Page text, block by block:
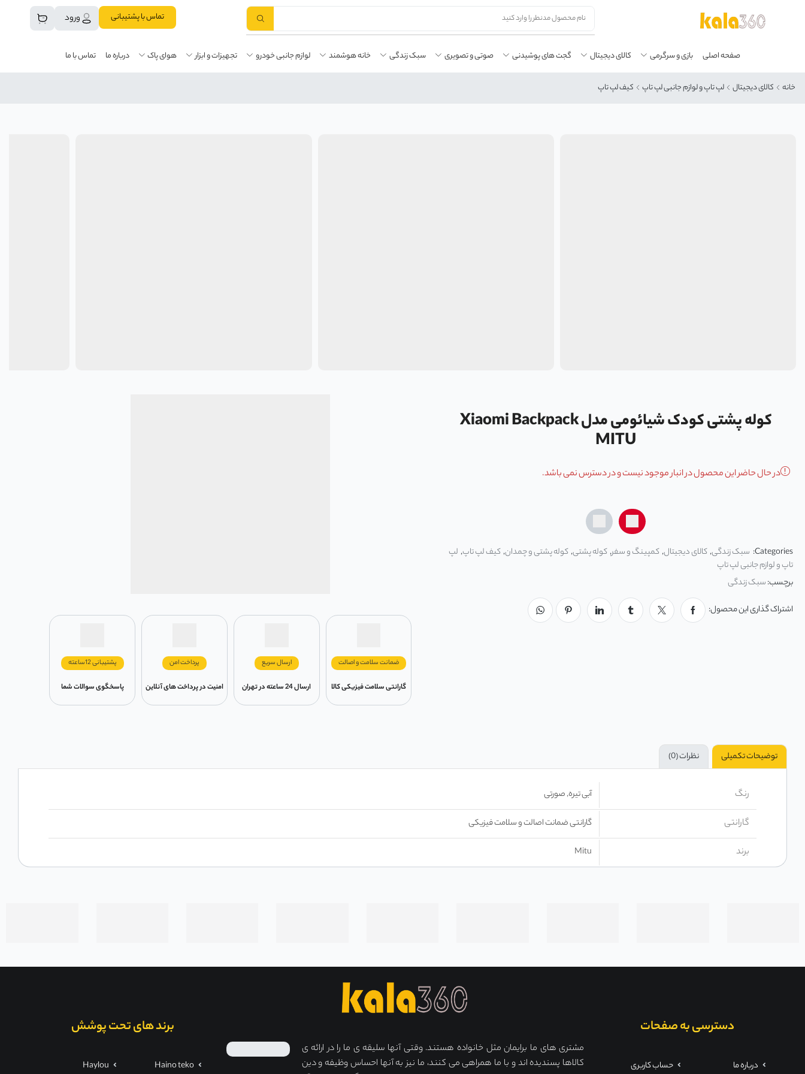
ورود تماس با پشتیبانی
صفحه اصلی بازی و سرگرمی کالای دیجیتال گجت های پوشیدنی صوتی و تصویری سبک زندگی خانه هوشمند لوازم جانبی خودرو تجهیزات و ابزار هوای پاک درباره ما تماس با ما
خانه کالای دیجیتال لپ تاپ و لوازم جانبی لپ تاپ کیف لپ تاپ
کوله پشتی کودک شیائومی مدل Xiaomi Backpack
MITU
در حال حاضر این محصول در انبار موجود نیست و در دسترس نمی باشد.
Categories: سبک زندگی, کالای دیجیتال, کمپینگ و سفر, کوله پشتی, کوله پشتی و چمدان, کیف لپ تاپ, لپ
تاپ و لوازم جانبی لپ تاپ
برچسب:سبک زندگی
اشتراک گذاری این محصول:
ضمانت سلامت و اصالت
گارانتی سلامت فیزیکی کالا
ارسال سریع
ارسال 24 ساعته در تهران
پرداخت امن
امنیت در پرداخت های آنلاین
پشتیبانی 12ساعته
پاسخگوی سوالات شما
توضیحات تکمیلی نظرات (0)
رنگ آبی تیره, صورتی
گارانتی گارانتی ضمانت اصالت و سلامت فیزیکی
برند Mitu
دسترسی به صفحات
درباره ما حساب کاربری
مشتری های ما برایمان مثل خانواده هستند. وقتی آنها سلیقه ی ما را در ارائه ی
کالاها پسندیده اند و با ما همراهی می کنند، ما نیز به آنها احساس وظیفه و دین
برند های تحت پوشش
Haino teko
Haylou